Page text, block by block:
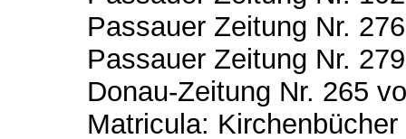
Passauer Zeitung Nr.
Passauer Zeitung Nr.
Donau-Zeitung Nr. 265
Matricula: